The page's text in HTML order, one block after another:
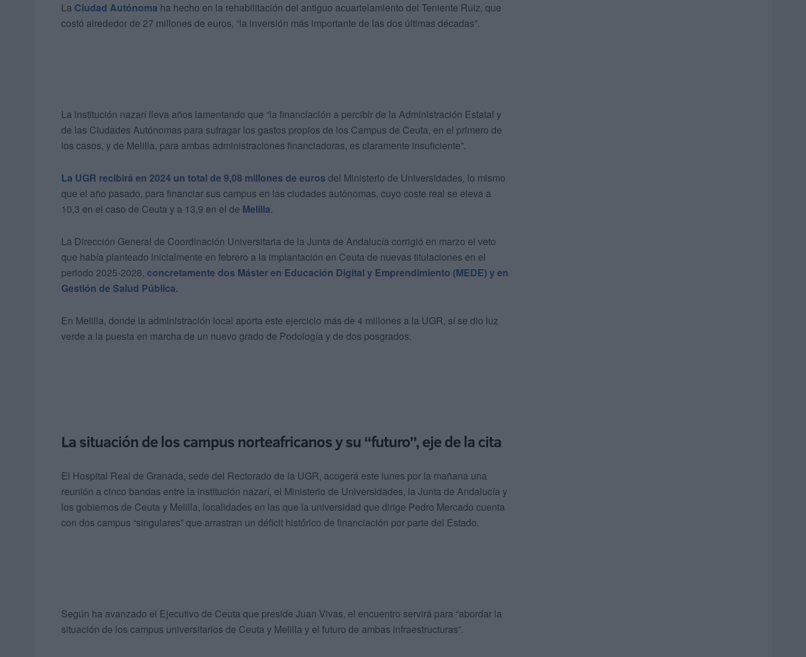
La Ciudad Autónoma ha hecho en la rehabilitación del antiguo acuartelamiento del Teniente Ruiz, que
costó alrededor de 27 millones de euros, “la inversión más importante de las dos últimas décadas”.
La institución nazarí lleva años lamentando que “la financiación a percibir de la Administración Estatal y
de las Ciudades Autónomas para sufragar los gastos propios de los Campus de Ceuta, en el primero de
los casos, y de Melilla, para ambas administraciones financiadoras, es claramente insuficiente”.
La UGR recibirá en 2024 un total de 9,08 millones de euros del Ministerio de Universidades, lo mismo
que el año pasado, para financiar sus campus en las ciudades autónomas, cuyo coste real se eleva a
10,3 en el caso de Ceuta y a 13,9 en el de Melilla.
La Dirección General de Coordinación Universitaria de la Junta de Andalucía corrigió en marzo el veto
que había planteado inicialmente en febrero a la implantación en Ceuta de nuevas titulaciones en el
periodo 2025-2028, concretamente dos Máster en Educación Digital y Emprendimiento (MEDE) y en
Gestión de Salud Pública.
En Melilla, donde la administración local aporta este ejercicio más de 4 millones a la UGR, sí se dio luz
verde a la puesta en marcha de un nuevo grado de Podología y de dos posgrados.
La situación de los campus norteafricanos y su “futuro”, eje de la cita
El Hospital Real de Granada, sede del Rectorado de la UGR, acogerá este lunes por la mañana una
reunión a cinco bandas entre la institución nazarí, el Ministerio de Universidades, la Junta de Andalucía y
los gobiernos de Ceuta y Melilla, localidades en las que la universidad que dirige Pedro Mercado cuenta
con dos campus “singulares” que arrastran un déficit histórico de financiación por parte del Estado.
Según ha avanzado el Ejecutivo de Ceuta que preside Juan Vivas, el encuentro servirá para “abordar la
situación de los campus universitarios de Ceuta y Melilla y el futuro de ambas infraestructuras”.